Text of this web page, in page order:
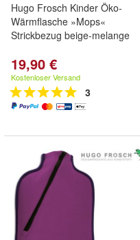
Hugo Frosch Kinder Öko-
Wärmflasche »Mops«
Strickbezug beige-melange
19,90 €
Kostenloser Versand
3